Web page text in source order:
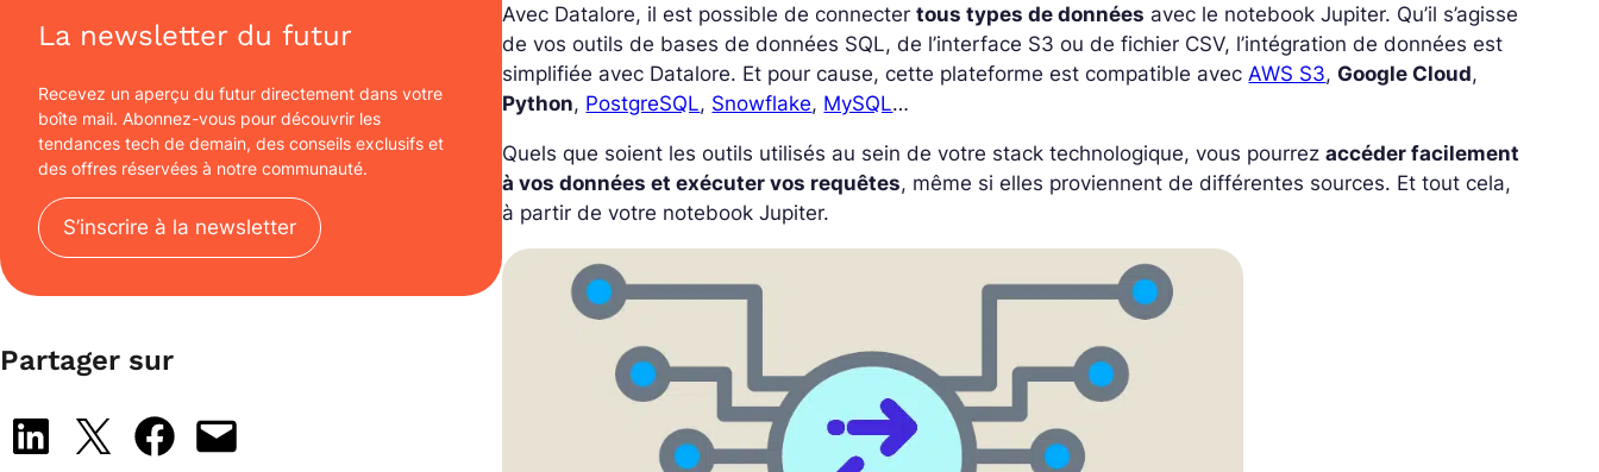
La newsletter du futur
Recevez un aperçu du futur directement dans votre
boîte mail. Abonnez-vous pour découvrir les
tendances tech de demain, des conseils exclusifs et
des offres réservées à notre communauté.
S’inscrire à la newsletter
Partager sur
Share on LinkedIn
Share on X Share on Facebook
Email this Page
Avec Datalore, il est possible de connectertous types de données avec le notebook Jupiter. Qu’il s’agisse
de vos outils de bases de données SQL, de l’interface S3 ou de fichier CSV, l’intégration de données est
simplifiée avec Datalore. Et pour cause, cette plateforme est compatible avec AWS S3,Google Cloud,
Python, PostgreSQL, Snowflake, MySQL…
Quels que soient les outils utilisés au sein de votre stack technologique, vous pourrezaccéder facilement
à vos données et exécuter vos requêtes, même si elles proviennent de différentes sources. Et tout cela,
à partir de votre notebook Jupiter.